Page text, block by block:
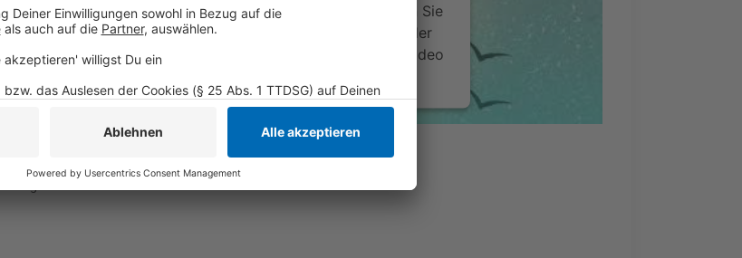
Ihren Aktivitäten sammeln. Bitte lesen Sie
die Details durch und stimmen Sie der
Nutzung des Service zu, um dieses Video
Mehr Informationen
Akzeptieren
powered byUsercentrics Consent Management